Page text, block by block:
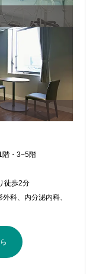
階・3−5階
徒歩2分
科、内分泌内科、